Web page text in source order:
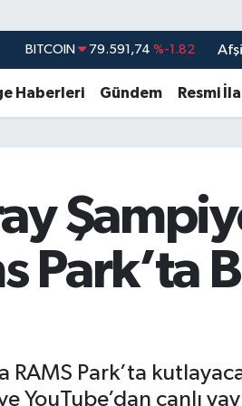
DOLAR 45,43620 %0.02
EURO 53,38690 %0.19
STERLİN 61,60380 %0.18
Haberleri Gündem Resmi
Park’ta
Park’ta
YouTube’dan canlı